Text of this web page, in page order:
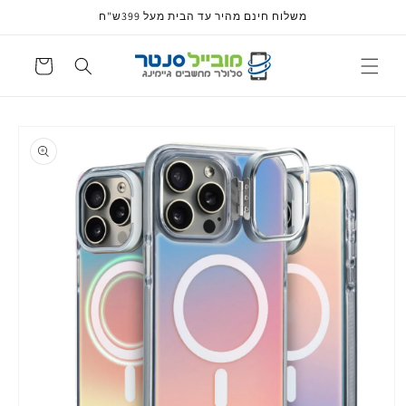
משלוח חינם מהיר עד הבית מעל 399ש"ח
עגלה
על
מוצרים